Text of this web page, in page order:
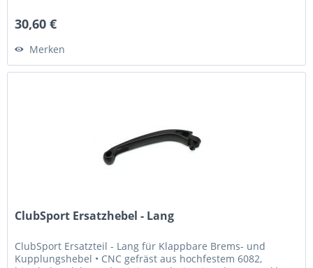
30,60 €
Merken
ClubSport Ersatzhebel - Lang
ClubSport Ersatzteil - Lang für Klappbare Brems- und
Kupplungshebel • CNC gefräst aus hochfestem 6082,